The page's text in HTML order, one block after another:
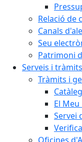
Relació de
Canals
Seu
Patrimoni
Serveis i tràmits
Tràmits i
El Meu
Servei